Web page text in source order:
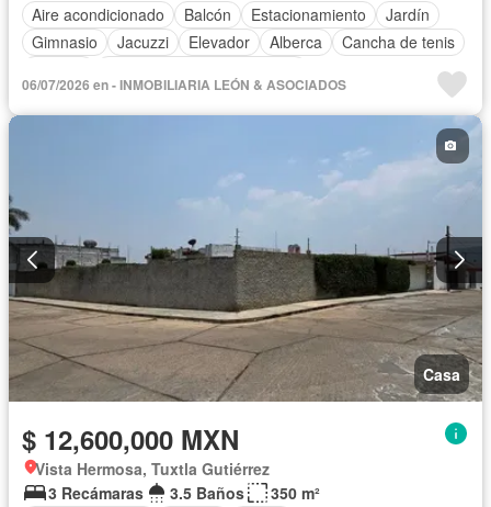
Aire acondicionado
Balcón Estacionamiento
Jardín
Gimnasio
Jacuzzi Elevador Alberca
Cancha de tenis
06/07/2026 en - INMOBILIARIA LEÓN & ASOCIADOS
Casa
$ 12,600,000 MXN
Vista Hermosa, Tuxtla Gutiérrez
3 Recámaras
3.5 Baños
350 m²